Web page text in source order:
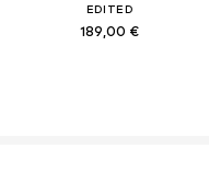
EDITED
189,00 €